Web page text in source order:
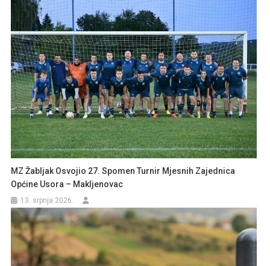
MZ Žabljak Osvojio 27. Spomen Turnir Mjesnih Zajednica
Općine Usora – Makljenovac
13. srpnja 2026.